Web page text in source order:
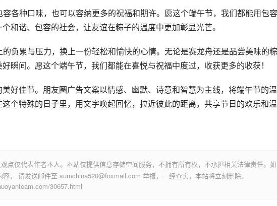
各种口味，也可以容纳更多的祝福和期许。愿这个端午节，我们都能用包容
和谐、包容的社会，让友谊在粽子的温度中更加彰显光芒。
负累与压力，换上一份轻松和愉快的心情。无论是赛龙舟还是品尝美味的粽
瞬间。愿这个端午节，我们都能在喜悦与祝福中度过，收获更多的收获！
好佳节。朋友圈广告文案以情感、幽默、诗意和智慧为主线，将端午节的
个特殊的日子里，用文字唤起回忆，拉近彼此的距离，共享节日的欢乐和温
点仅代表作者本人。本站仅提供信息存储空间服务，不拥有所有权，不承担相关法律责任。如
， 请发送邮件至 sumchina520@foxmail.com 举报，一经查实，本站将立刻删除。
30657.html